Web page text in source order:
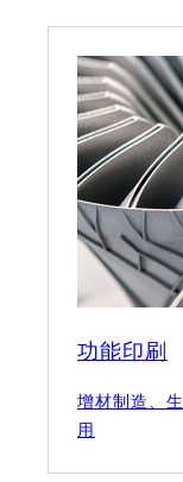
功能印刷
增材制造、
用